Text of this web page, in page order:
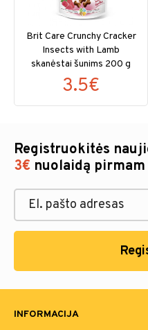
Brit Care Crunchy Cracker
Insects with Lamb
skanėstai šunims 200 g
3.5€
Registruokitės
3€ nuolaidą
INFORMACIJA